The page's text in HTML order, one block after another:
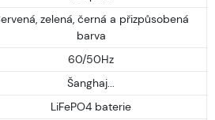
zelená, černá a přizpůsobená
barva
60/50Hz
Šanghaj...
LiFePO4 baterie